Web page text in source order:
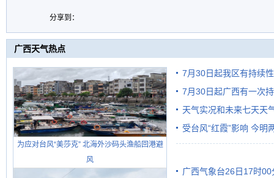
分享到：
广西天气热点
为应对台风“美莎克” 北海外沙码头渔船回港避
风
7月30日起我区有持续
7月30日起广西有一次
天气实况和未来七天天
受台风“红霞”影响 今明
广西气象台26日17时